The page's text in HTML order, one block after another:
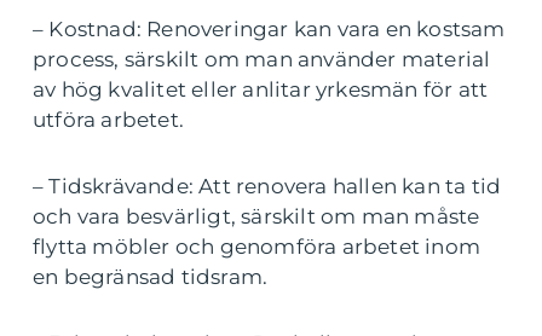
– Kostnad: Renoveringar kan vara en kostsam
process, särskilt om man använder material
av hög kvalitet eller anlitar yrkesmän för att
utföra arbetet.
– Tidskrävande: Att renovera hallen kan ta tid
och vara besvärligt, särskilt om man måste
flytta möbler och genomföra arbetet inom
en begränsad tidsram.